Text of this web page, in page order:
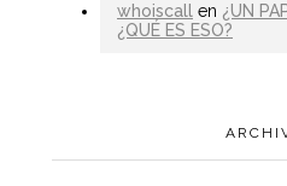
whoiscall en ¿UN
¿QUÉ ES ESO?